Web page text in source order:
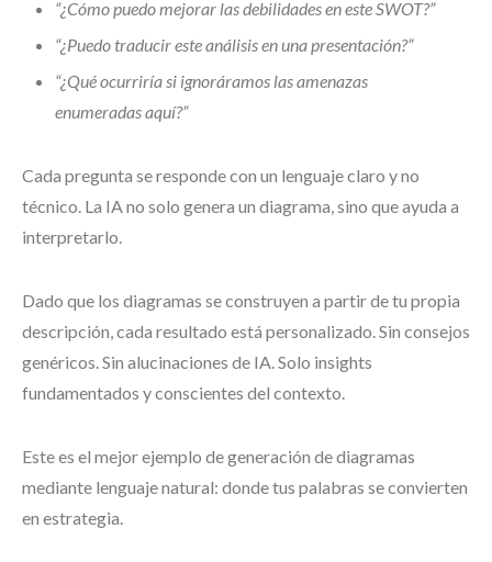
“¿Cómo puedo mejorar las debilidades en este SWOT?”
“¿Puedo traducir este análisis en una presentación?”
“¿Qué ocurriría si ignoráramos las amenazas
enumeradas aquí?”
Cada pregunta se responde con un lenguaje claro y no
técnico. La IA no solo genera un diagrama, sino que ayuda a
interpretarlo.
Dado que los diagramas se construyen a partir de tu propia
descripción, cada resultado está personalizado. Sin consejos
genéricos. Sin alucinaciones de IA. Solo insights
fundamentados y conscientes del contexto.
Este es el mejor ejemplo de generación de diagramas
mediante lenguaje natural: donde tus palabras se convierten
en estrategia.